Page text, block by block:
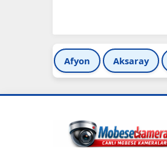
Afyon Aksaray